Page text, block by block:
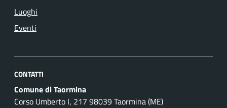
Luoghi
Eventi
CONTATTI
Comune di Taormina
Corso Umberto I, 217 98039 Taormina (ME)